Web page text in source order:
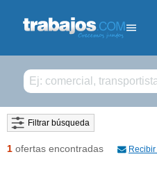
Filtrar búsqueda
1 ofertas encontradas Recibir